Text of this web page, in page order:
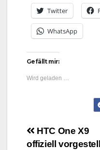
Twitter
WhatsApp
Gefällt mir:
Wird geladen …
HTC One X9
offiziell